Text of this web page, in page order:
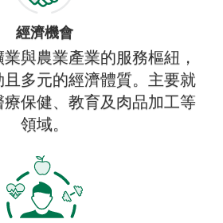
經濟機會
與農業產業的服務樞紐，
多元的經濟體質。主要就
保健、教育及肉品加工等
領域。